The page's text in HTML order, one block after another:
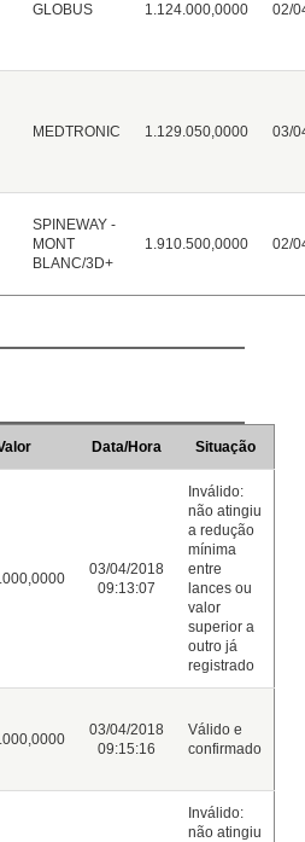
GLOBUS 1.124.000,0000 02/
MEDTRONIC 1.129.050,0000 03/
SPINEWAY -
MONT
BLANC/3D+
1.910.500,0000 02/
Data/Hora Situação
03/04/2018
09:13:07
Inválido:
não atingiu
a redução
mínima
entre
lances ou
valor
superior a
outro já
registrado
03/04/2018
09:15:16
Válido e
confirmado
Inválido:
não atingiu